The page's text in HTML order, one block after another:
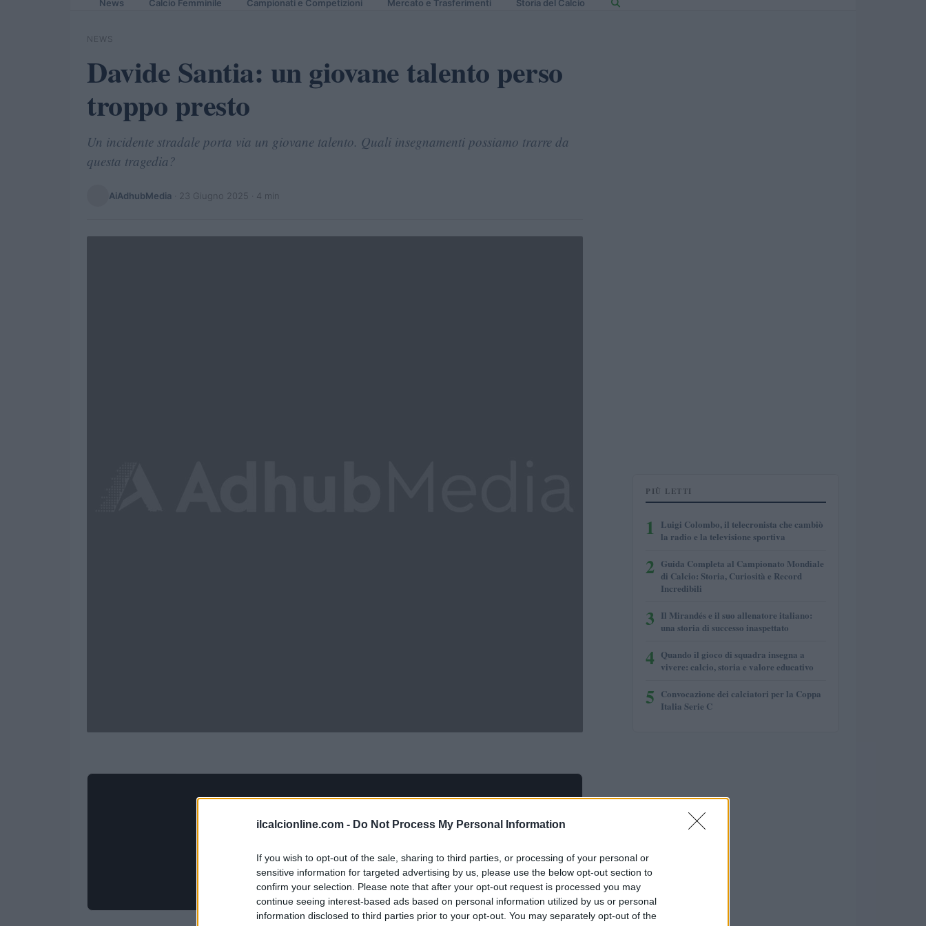
ilcalcionline.com - Do Not Process My Personal Information
If you wish to opt-out of the sale, sharing to third parties, or processing of your personal or
sensitive information for targeted advertising by us, please use the below opt-out section to
confirm your selection. Please note that after your opt-out request is processed you may
continue seeing interest-based ads based on personal information utilized by us or personal
information disclosed to third parties prior to your opt-out. You may separately opt-out of the
News Calcio Femminile Campionati e Competizioni Mercato e Trasferimenti Storia del Calcio
NEWS
Davide Santia: un giovane talento perso
troppo presto
Un incidente stradale porta via un giovane talento. Quali insegnamenti possiamo trarre da
questa tragedia?
AiAdhubMedia 23 Giugno 2025 · 4 min
PIÙ LETTI
1
Luigi Colombo, il telecronista che cambiò
la radio e la televisione sportiva
2 Guida Completa al Campionato Mondiale
di Calcio: Storia, Curiosità e Record
Incredibili
3 Il Mirandés e il suo allenatore italiano:
una storia di successo inaspettato
4 Quando il gioco di squadra insegna a
vivere: calcio, storia e valore educativo
5 Convocazione dei calciatori per la Coppa
Italia Serie C